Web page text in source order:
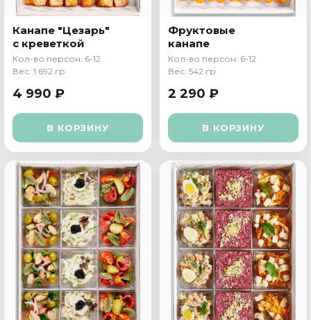
Канапе "Цезарь"
с креветкой
Кол-во персон: 6-12
Вес: 1 692 гр
4 990 ₽
В КОРЗИНУ
Фруктовые
канапе
Кол-во персон: 6-12
Вес: 542 гр
2 290 ₽
В КОРЗИНУ